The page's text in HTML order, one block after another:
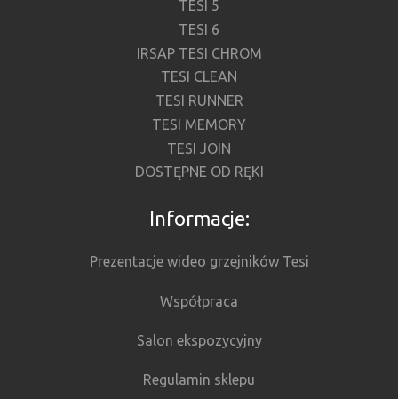
TESI 5
TESI 6
IRSAP TESI CHROM
TESI CLEAN
TESI RUNNER
TESI MEMORY
TESI JOIN
DOSTĘPNE OD RĘKI
Informacje:
Prezentacje wideo grzejników Tesi
Współpraca
Salon ekspozycyjny
Regulamin sklepu